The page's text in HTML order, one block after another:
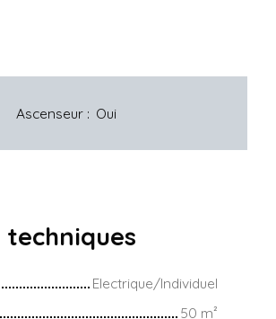
Ascenseur : Oui
techniques
Electrique/Individuel
50 m²